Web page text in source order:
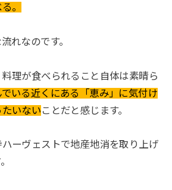
。
れなのです。
理が食べられること自体は素晴ら
いる近くにある「恵み」に気付け
いない ことだと感じます。
ーヴェストで地産地消を取り上げ